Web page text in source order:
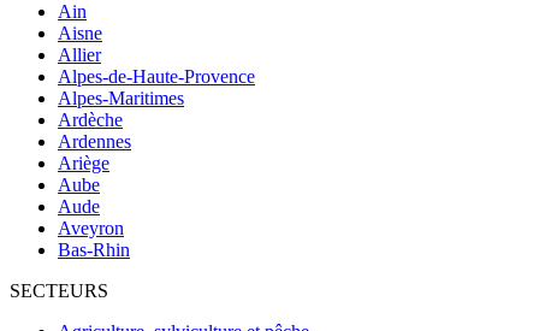
Ain
Aisne
Allier
Alpes-de-Haute-Provence
Alpes-Maritimes
Ardèche
Ardennes
Ariège
Aube
Aude
Aveyron
Bas-Rhin
SECTEURS